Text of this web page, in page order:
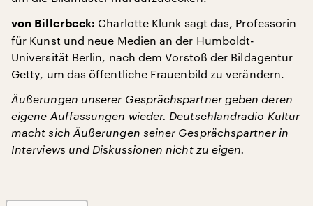
von Billerbeck: Charlotte Klunk sagt das, Professorin
für Kunst und neue Medien an der Humboldt-
Universität Berlin, nach dem Vorstoß der Bildagentur
Getty, um das öffentliche Frauenbild zu verändern.
Äußerungen unserer Gesprächspartner geben deren
eigene Auffassungen wieder. Deutschlandradio Kultur
macht sich Äußerungen seiner Gesprächspartner in
Interviews und Diskussionen nicht zu eigen.